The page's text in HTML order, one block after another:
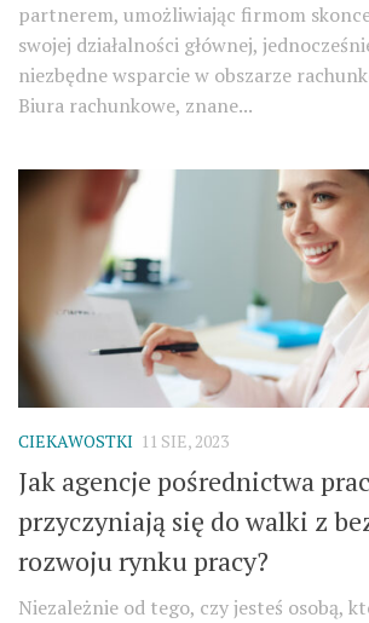
partnerem, umożliwiając firmom
swojej działalności głównej,
niezbędne wsparcie w obszarze
Biura rachunkowe, znane...
CIEKAWOSTKI 11 SIE, 2023
Jak agencje pośrednictwa
przyczyniają się do walki z
rozwoju rynku pracy?
Niezależnie od tego, czy jesteś osobą,